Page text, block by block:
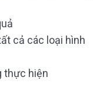
cả các loại hình
thực hiện